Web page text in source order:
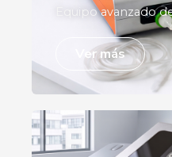
Equipo avanzado
Ver más